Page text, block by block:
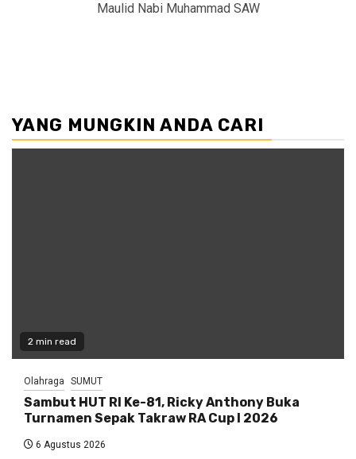
Maulid Nabi Muhammad SAW
YANG MUNGKIN ANDA CARI
2 min read
Olahraga SUMUT
Sambut HUT RI Ke-81, Ricky Anthony Buka
Turnamen Sepak Takraw RA Cup I 2026
6 Agustus 2026